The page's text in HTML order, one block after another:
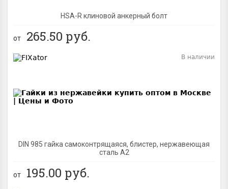
HSA-R клиновой анкерный болт
от 265.50 руб.
DIN 985 гайка самоконтрящаяся, блистер, нержавеющая
сталь A2
В наличии
от 195.00 руб.